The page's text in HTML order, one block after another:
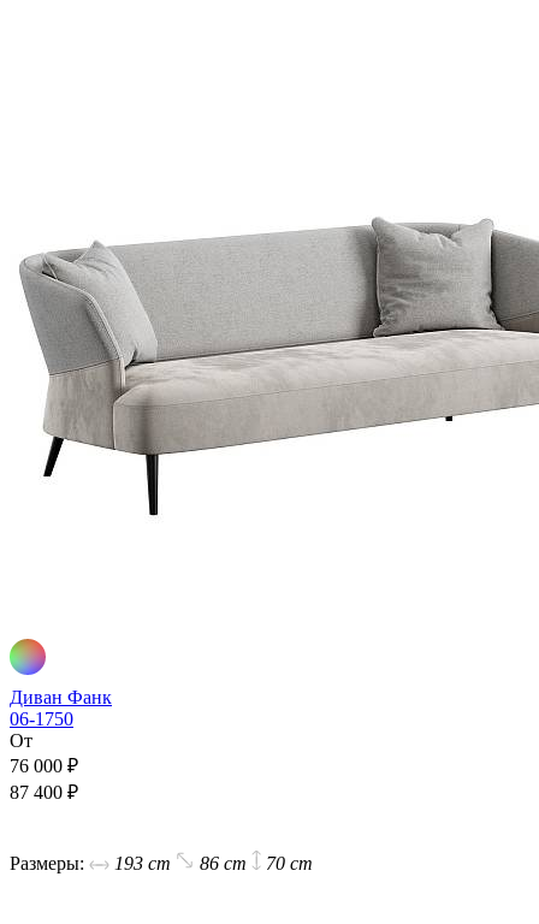
Диван Фанк
06-1750
От
76 000 ₽
87 400 ₽
Размеры:
193 cm 86 cm 70 cm